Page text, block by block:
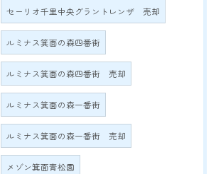
セーリオ千里中央グラントレンザ 売却
ルミナス箕面の森四番街
ルミナス箕面の森四番街 売却
ルミナス箕面の森一番街
ルミナス箕面の森一番街 売却
メゾン箕面青松園